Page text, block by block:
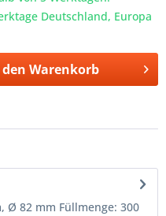
Deutschland, Europa
Warenkorb
Ø 82 mm Füllmenge: 300